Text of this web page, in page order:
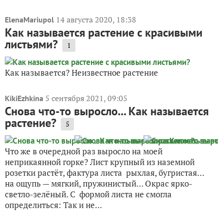
ElenaMariupol 14 августа 2020, 18:38
Как называется растение с красивыми
листьями? 1
Как называется? Неизвестное растение
KikiEzhkina 5 сентября 2021, 09:05
Снова что-то выросло... Как называется
растение? 5
Что же в очередной раз выросло на моей
неприкаянной горке? Лист крупный из наземной
розетки растёт, фактура листа рыхлая, бугристая…
на ощупь — мягкий, пружинистый… Окрас ярко-
светло-зелёный. С формой листа не смогла
определиться: Так и не...